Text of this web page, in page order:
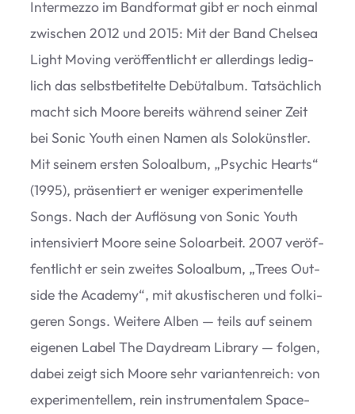
Inter­mezzo im Band­for­mat gibt er noch ein­mal
zwi­schen 2012 und 2015: Mit der Band Chel­sea
Light Moving ver­öf­fent­licht er aller­dings ledig­
lich das selbst­be­ti­telte Debüt­al­bum. Tat­säch­lich
macht sich Moore bereits wäh­rend sei­ner Zeit
bei Sonic Youth einen Namen als Solo­künst­ler.
Mit sei­nem ers­ten Solo­al­bum, „Psy­chic Hearts“
(1995), prä­sen­tiert er weni­ger expe­ri­men­telle
Songs. Nach der Auf­lö­sung von Sonic Youth
inten­si­viert Moore seine Solo­ar­beit. 2007 ver­öf­
fent­licht er sein zwei­tes Solo­al­bum, „Trees Out­
side the Aca­demy“, mit akus­ti­sche­ren und fol­ki­
ge­ren Songs. Wei­tere Alben — teils auf sei­nem
eige­nen Label The Day­d­ream Library — fol­gen,
dabei zeigt sich Moore sehr vari­an­ten­reich: von
expe­ri­men­tel­lem, rein instru­men­ta­lem Space-